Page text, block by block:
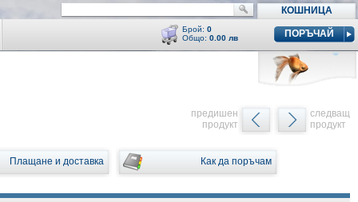
КОШНИЦА
Брой: 0
Общо: 0.00 лв ПОРЪЧАЙ
Кошницата е празна
следващ
продукт
предишен
продукт
Плащане и доставка Как да поръчам